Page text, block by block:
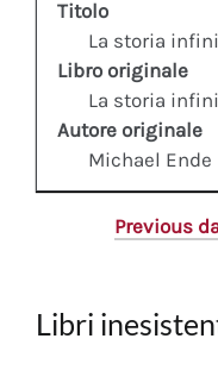
Titolo
La storia
Libro originale
La storia
Autore originale
Michael Ende
Previous
Libri